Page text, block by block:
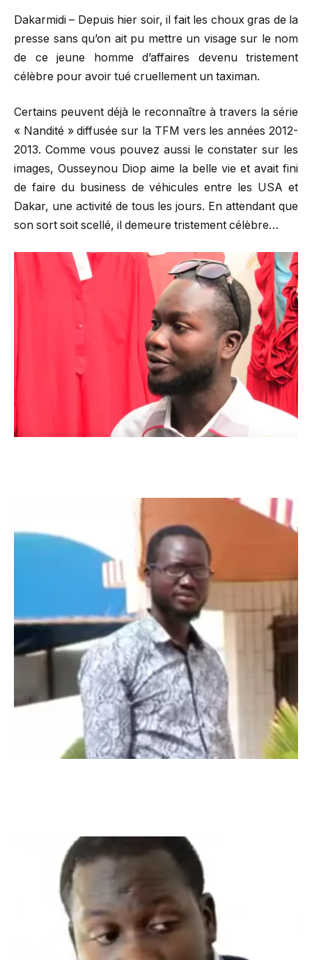
Dakarmidi – Depuis hier soir, il fait les choux gras de la
presse sans qu’on ait pu mettre un visage sur le nom
de ce jeune homme d’affaires devenu tristement
célèbre pour avoir tué cruellement un taximan.
Certains peuvent déjà le reconnaître à travers la série
« Nandité » diffusée sur la TFM vers les années 2012-
2013. Comme vous pouvez aussi le constater sur les
images, Ousseynou Diop aime la belle vie et avait fini
de faire du business de véhicules entre les USA et
Dakar, une activité de tous les jours. En attendant que
son sort soit scellé, il demeure tristement célèbre…